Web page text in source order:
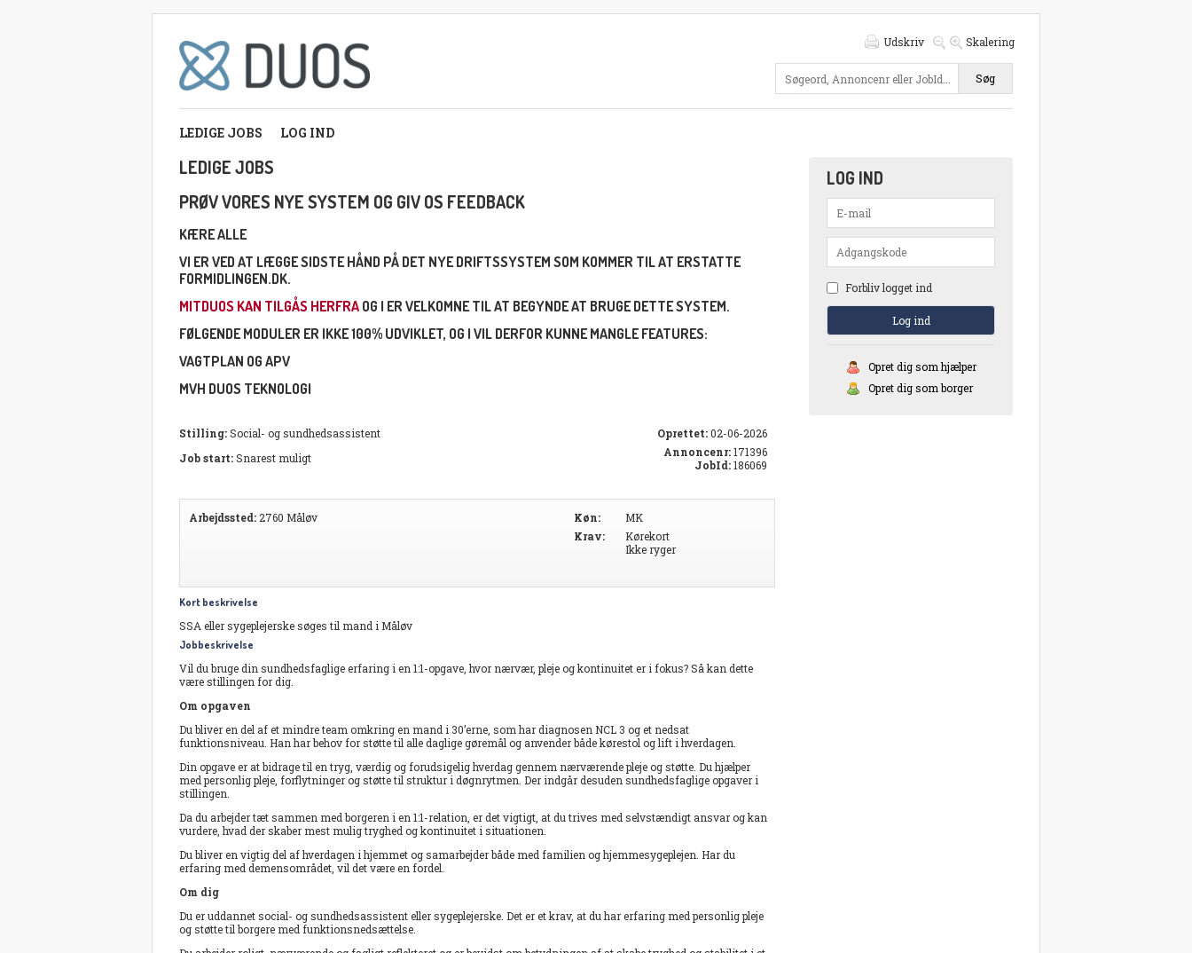
Udskriv Skalering
Søg
LEDIGE JOBS LOG IND
LEDIGE JOBS
PRØV VORES NYE SYSTEM OG GIV OS FEEDBACK
KÆRE ALLE
VI ER VED AT LÆGGE SIDSTE HÅND PÅ DET NYE DRIFTSSYSTEM SOM KOMMER TIL AT ERSTATTE
FORMIDLINGEN.DK.
MITDUOS KAN TILGÅS HERFRA OG I ER VELKOMNE TIL AT BEGYNDE AT BRUGE DETTE SYSTEM.
FØLGENDE MODULER ER IKKE 100% UDVIKLET, OG I VIL DERFOR KUNNE MANGLE FEATURES:
VAGTPLAN OG APV
MVH DUOS TEKNOLOGI
Stilling:Social- og sundhedsassistent Oprettet:02-06-2026
Job start:Snarest muligt Annoncenr:171396
JobId:186069
Arbejdssted: 2760 Måløv Køn:
MK
Krav:
Kørekort
Ikke ryger
Kort beskrivelse
SSA eller sygeplejerske søges til mand i Måløv
Jobbeskrivelse
Vil du bruge din sundhedsfaglige erfaring i en 1:1-opgave, hvor nærvær, pleje og kontinuitet er i fokus? Så kan dette
være stillingen for dig.
Om opgaven
Du bliver en del af et mindre team omkring en mand i 30’erne, som har diagnosen NCL 3 og et nedsat
funktionsniveau. Han har behov for støtte til alle daglige gøremål og anvender både kørestol og lift i hverdagen.
Din opgave er at bidrage til en tryg, værdig og forudsigelig hverdag gennem nærværende pleje og støtte. Du hjælper
med personlig pleje, forflytninger og støtte til struktur i døgnrytmen. Der indgår desuden sundhedsfaglige opgaver i
stillingen.
Da du arbejder tæt sammen med borgeren i en 1:1-relation, er det vigtigt, at du trives med selvstændigt ansvar og kan
vurdere, hvad der skaber mest mulig tryghed og kontinuitet i situationen.
Du bliver en vigtig del af hverdagen i hjemmet og samarbejder både med familien og hjemmesygeplejen. Har du
erfaring med demensområdet, vil det være en fordel.
Om dig
Du er uddannet social- og sundhedsassistent eller sygeplejerske. Det er et krav, at du har erfaring med personlig pleje
og støtte til borgere med funktionsnedsættelse.
LOG IND
Forbliv logget ind
Opret dig som hjælper
Opret dig som borger